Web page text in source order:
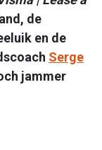
de
en de
Serge
jammer